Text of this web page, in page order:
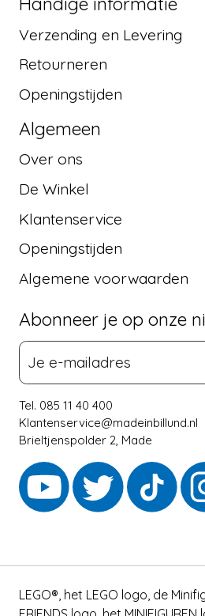
Verzending en Levering
Retourneren
Openingstijden
Algemeen
Over ons
De Winkel
Klantenservice
Openingstijden
Algemene voorwaarden
Abonneer je op onze
Tel. 085 11 40 400
Klantenservice@madeinbillund.nl
Brieltjenspolder 2, Made
LEGO®, het LEGO logo, de